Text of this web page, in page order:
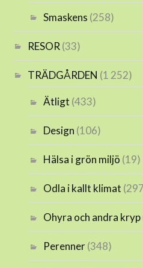
Smaskens (258)
RESOR (33)
TRÄDGÅRDEN (1 252)
Ätligt (433)
Design (106)
Hälsa i grön miljö (19)
Odla i kallt klimat
Ohyra och andra kryp
Perenner(348)